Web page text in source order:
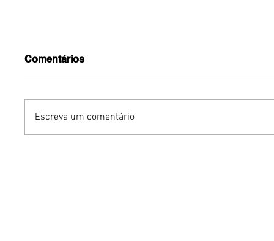
Comentários
Escreva um comentário